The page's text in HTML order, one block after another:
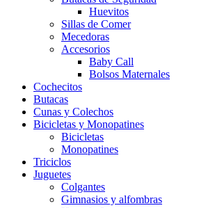
Huevitos
Sillas de Comer
Mecedoras
Accesorios
Baby Call
Bolsos Maternales
Cochecitos
Butacas
Cunas y Colechos
Bicicletas y Monopatines
Bicicletas
Monopatines
Triciclos
Juguetes
Colgantes
Gimnasios y alfombras